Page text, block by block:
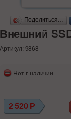
Поделиться…
Внешний
Артикул: 9868
Нет в наличии
2 520 Р